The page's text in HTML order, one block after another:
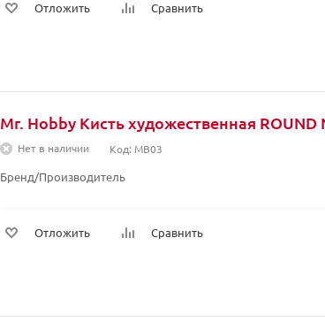
Отложить Сравнить
Mr. Hobby Кисть художественная
Нет в наличии Код: MB03
Бренд/Производитель
Отложить Сравнить